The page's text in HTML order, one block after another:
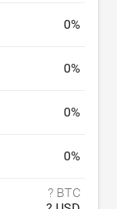
0%
0%
0%
0%
? BTC